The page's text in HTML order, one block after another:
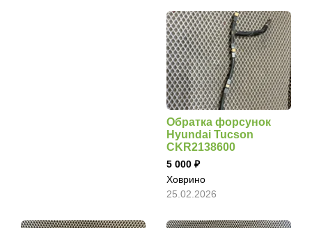
Обратка форсунок
Hyundai Tucson
CKR2138600
5 000
Ховрино
25.02.2026